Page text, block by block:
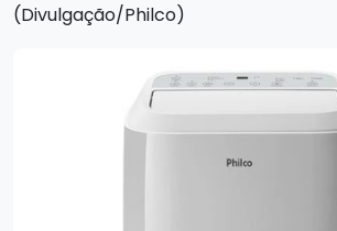
(Divulgação/Philco)